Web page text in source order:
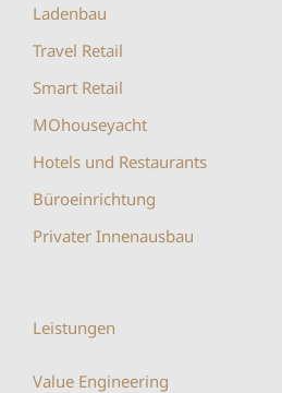
Ladenbau
Travel Retail
Smart Retail
MOhouseyacht
Hotels und Restaurants
Büroeinrichtung
Privater Innenausbau
Leistungen
Value Engineering